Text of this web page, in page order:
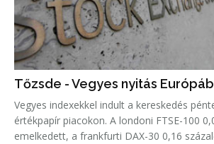
Tőzsde - Vegyes nyitás
Vegyes indexekkel indult a kereskedés
értékpapír piacokon. A londoni FTSE-100 0,05 százalékkal
emelkedett, a frankfurti DAX-30 0,16